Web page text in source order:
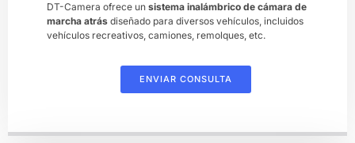
DT-Camera ofrece un sistema inalámbrico de cámara de
marcha atrás diseñado para diversos vehículos, incluidos
vehículos recreativos, camiones, remolques, etc.
ENVIAR CONSULTA